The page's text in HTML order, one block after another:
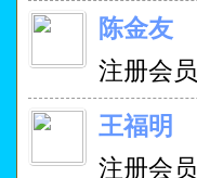
陈金友
注册会员
王福明
注册会员